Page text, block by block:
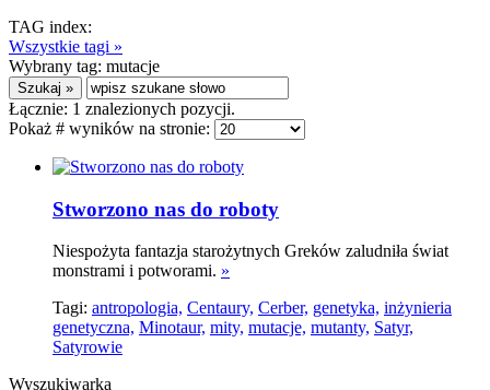
TAG index:
Wszystkie tagi »
Wybrany tag: mutacje
Łącznie: 1 znalezionych pozycji.
Pokaż # wyników na stronie:
Stworzono nas do roboty
Niespożyta fantazja starożytnych Greków zaludniła świat
monstrami i potworami. »
Tagi: antropologia, Centaury, Cerber, genetyka, inżynieria
genetyczna, Minotaur, mity, mutacje, mutanty, Satyr,
Satyrowie
Wyszukiwarka